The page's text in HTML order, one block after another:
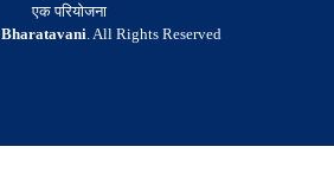
एक परियोजना
Bharatavani. All Rights Reserved